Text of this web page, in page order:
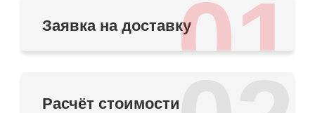
01
Заявка на доставку
Расчёт стоимости